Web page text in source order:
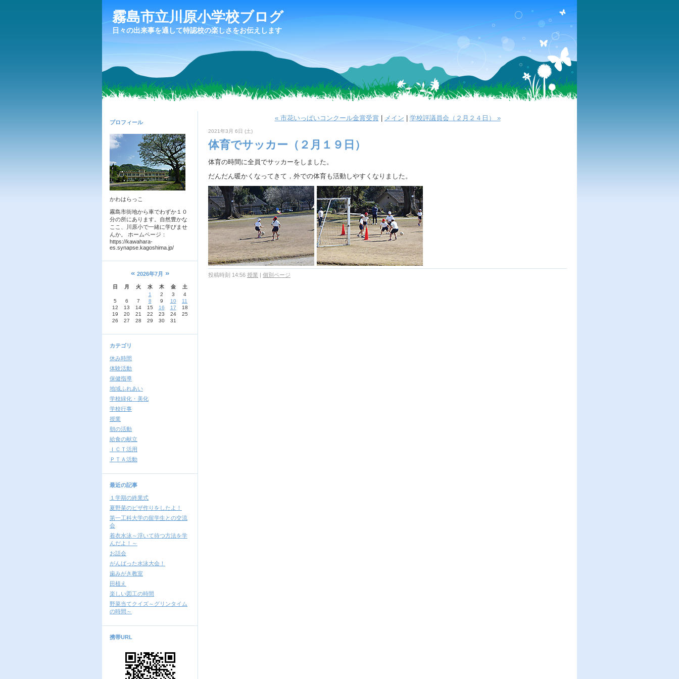
霧島市立川原小学校ブログ
日々の出来事を通して特認校の楽しさをお伝えします
プロフィール
かわはらっこ
霧島市街地から車でわずか１０
分の所にあります。自然豊かな
ここ、川原小で一緒に学びませ
んか。 ホームページ：
https://kawahara-
es.synapse.kagoshima.jp/
« 2026年7月 »
日 月 火 水 木 金
土
1
2 3
4
5
6 7 8 9 10
11
12
13 14 15 16 17
18
19
20 21 22 23 24
25
26
27 28 29 30 31
カテゴリ
休み時間
体験活動
保健指導
地域ふれあい
学校緑化・美化
学校行事
授業
朝の活動
給食の献立
ＩＣＴ活用
ＰＴＡ活動
最近の記事
１学期の終業式
夏野菜のピザ作りをしたよ！
第一工科大学の留学生との交流
会
着衣水泳～浮いて待つ方法を学
んだよ！～
お話会
がんばった水泳大会！
歯みがき教室
田植え
楽しい図工の時間
野菜当てクイズ～グリンタイム
の時間～
携帯URL
« 市花いっぱいコンクール金賞受賞| メイン 学校評議員会（２月２４日） »
2021年3月 6日 (土)
体育でサッカー（２月１９日）
体育の時間に全員でサッカーをしました。
だんだん暖かくなってきて，外での体育も活動しやすくなりました。
投稿時刻 14:56 授業 | 個別ページ